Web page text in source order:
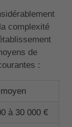
complexité
de
:
à 30 000 €